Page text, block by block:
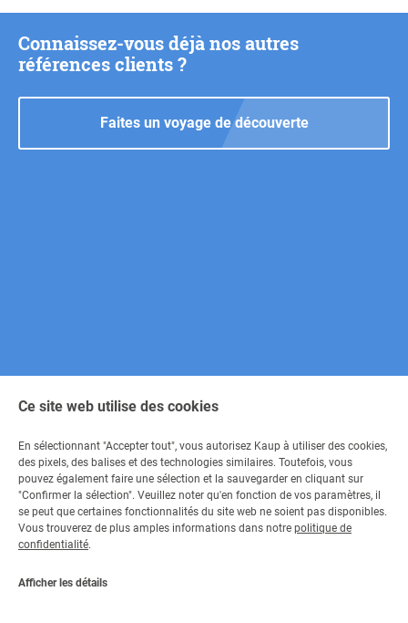
Connaissez-vous déjà nos autres
références clients ?
Faites un voyage de découverte
Contact
Contactez-nous
Lu - Ve 08:00 - 17:00
Ce site web utilise des cookies
En sélectionnant "Accepter tout", vous autorisez Kaup à utiliser des cookies,
des pixels, des balises et des technologies similaires. Toutefois, vous
pouvez également faire une sélection et la sauvegarder en cliquant sur
"Confirmer la sélection". Veuillez noter qu'en fonction de vos paramètres, il
se peut que certaines fonctionnalités du site web ne soient pas disponibles.
Vous trouverez de plus amples informations dans notre politique de
confidentialité.
Afficher les détails